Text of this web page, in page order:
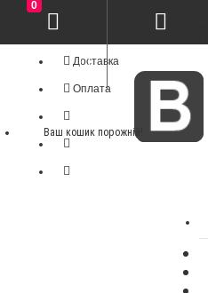
Доставка
Оплата
0
Ваш кошик порожній!